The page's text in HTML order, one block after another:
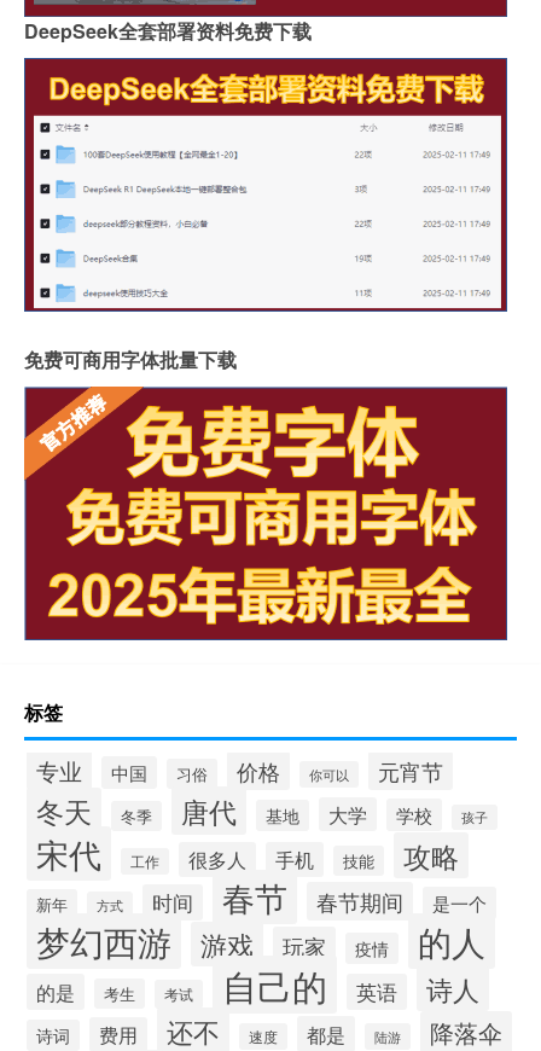
DeepSeek全套部署资料免费下载
免费可商用字体批量下载
标签
专业 中国 习俗 价格 你可以 元宵节
冬天 冬季 唐代 基地 大学 学校 孩子
宋代 工作 很多人 手机 技能 攻略
新年 方式 时间 春节 春节期间 是一个
梦幻西游 游戏 玩家 疫情 的人
的是 考生 考试 自己的 英语 诗人
诗词 费用 还不 速度 都是 陆游 降落伞